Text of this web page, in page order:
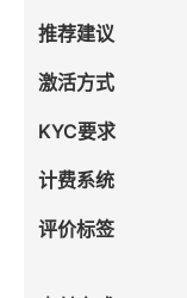
推荐建议
激活方式
KYC要求
计费系统
评价标签